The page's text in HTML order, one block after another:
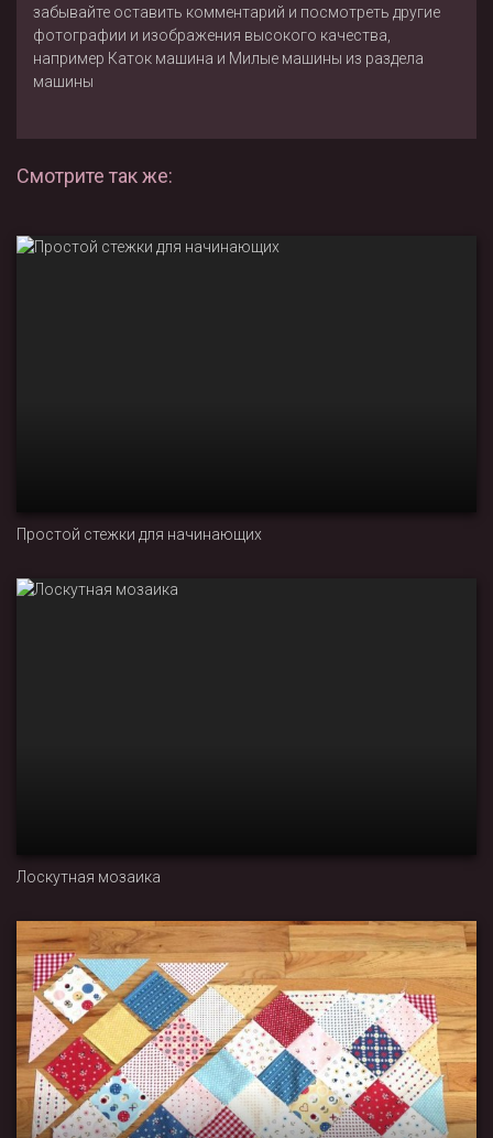
забывайте оставить комментарий и посмотреть другие
фотографии и изображения высокого качества,
например Каток машина и Милые машины из раздела
машины
Смотрите так же:
Простой стежки для начинающих
Лоскутная мозаика